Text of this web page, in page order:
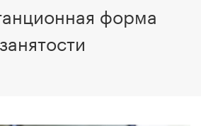
форма
занятости